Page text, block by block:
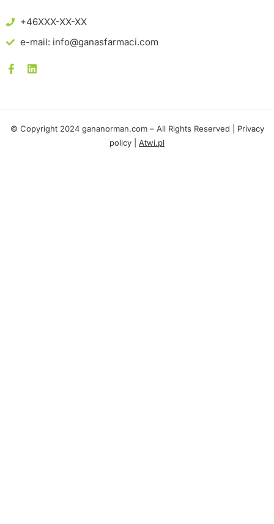
+46XXX-XX-XX
e-mail: info@ganasfarmaci.com
© Copyright 2024 gananorman.com – All Rights Reserved | Privacy
policy
Atwi.pl